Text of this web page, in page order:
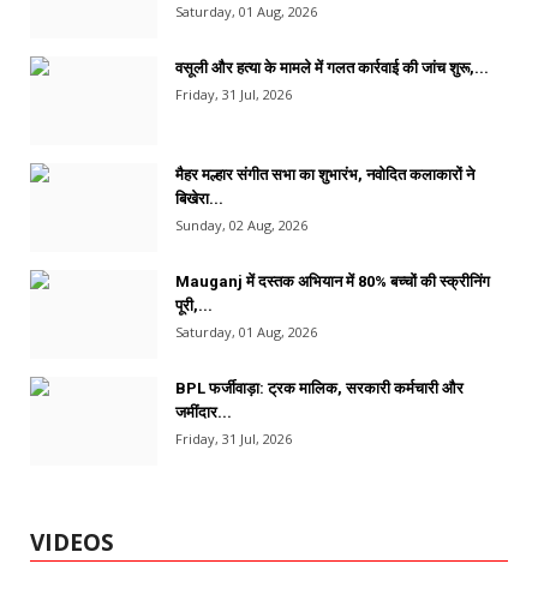
Saturday, 01 Aug, 2026
वसूली और हत्या के मामले में गलत कार्रवाई की जांच शुरू,...
Friday, 31 Jul, 2026
मैहर मल्हार संगीत सभा का शुभारंभ, नवोदित कलाकारों ने
बिखेरा...
Sunday, 02 Aug, 2026
Mauganj में दस्तक अभियान में 80% बच्चों की स्क्रीनिंग
पूरी,...
Saturday, 01 Aug, 2026
BPL फर्जीवाड़ा: ट्रक मालिक, सरकारी कर्मचारी और
जमींदार...
Friday, 31 Jul, 2026
VIDEOS